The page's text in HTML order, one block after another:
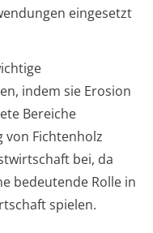
eingesetzt
indem sie Erosion
Bereiche
von Fichtenholz
bei, da
bedeutende Rolle in
spielen.